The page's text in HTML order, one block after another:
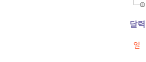
달력
일